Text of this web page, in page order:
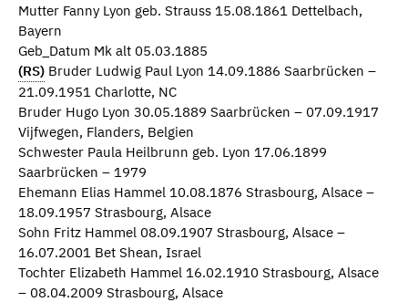
Mutter Fanny Lyon geb. Strauss 15.08.1861 Dettelbach,
Bayern
Geb_Datum Mk alt 05.03.1885
(RS) Bruder Ludwig Paul Lyon 14.09.1886 Saarbrücken –
21.09.1951 Charlotte, NC
Bruder Hugo Lyon 30.05.1889 Saarbrücken – 07.09.1917
Vijfwegen, Flanders, Belgien
Schwester Paula Heilbrunn geb. Lyon 17.06.1899
Saarbrücken – 1979
Ehemann Elias Hammel 10.08.1876 Strasbourg, Alsace –
18.09.1957 Strasbourg, Alsace
Sohn Fritz Hammel 08.09.1907 Strasbourg, Alsace –
16.07.2001 Bet Shean, Israel
Tochter Elizabeth Hammel 16.02.1910 Strasbourg, Alsace
– 08.04.2009 Strasbourg, Alsace